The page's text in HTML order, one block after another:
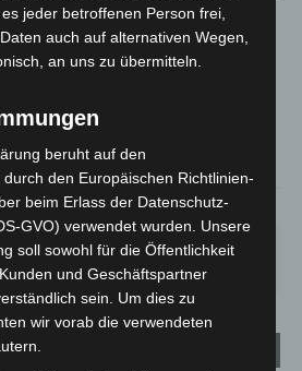
22.4°
4.5m/s 85%
SA.
26°
SO.
31°
MO.
jeder betroffenen Person frei,
auch auf alternativen Wegen,
an uns zu übermitteln.
beruht auf den
den Europäischen Richtlinien-
beim Erlass der Datenschutz-
GVO) verwendet wurden. Unsere
soll sowohl für die Öffentlichkeit
und Geschäftspartner
sein. Um dies zu
wir vorab die verwendeten